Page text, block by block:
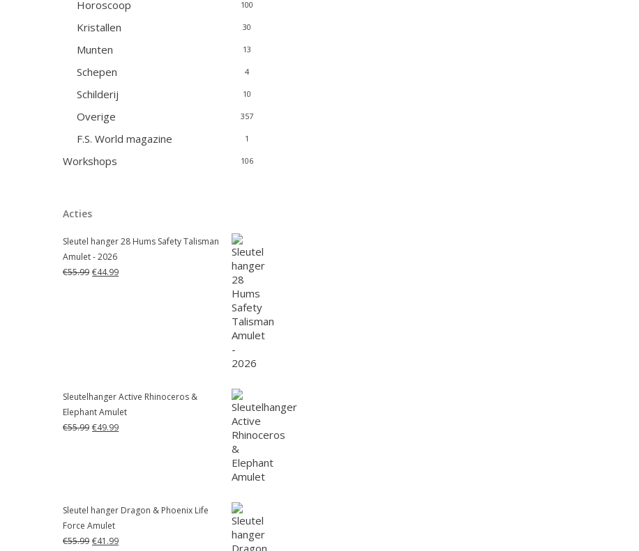
Horoscoop 100
Kristallen 30
Munten 13
Schepen 4
Schilderij 10
Overige 357
F.S. World magazine 1
Workshops 106
Acties
Sleutel hanger 28 Hums Safety Talisman
Amulet - 2026
€55.99 Oorspronkelijke
€44.99Huidige
Sleutelhanger Active Rhinoceros &
Elephant Amulet
€55.99 Oorspronkelijke
€49.99Huidige
Sleutel hanger Dragon & Phoenix Life
Force Amulet
€55.99 Oorspronkelijke
€41.99Huidige